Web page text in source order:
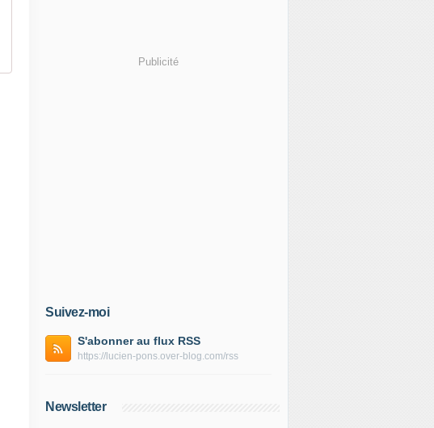
Publicité
Suivez-moi
S'abonner au flux RSS
https://lucien-pons.over-blog.com/rss
Newsletter